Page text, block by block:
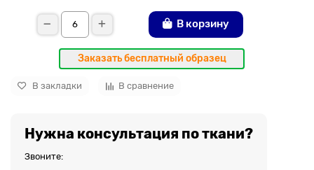
В корзину
Заказать бесплатный образец
В закладки В сравнение
Нужна консультация по ткани?
Звоните: